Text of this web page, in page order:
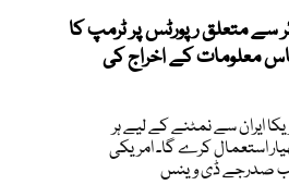
سے متعلق رپورٹس پر ٹرمپ کا
معلومات کے اخراج کی
ایران سے نمٹنے کے لیے ہر
استعمال کرے گا۔ امریکی
صدرجے ڈی وینس